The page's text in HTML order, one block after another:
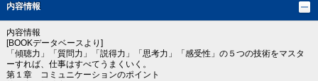
内容情報
内容情報
[BOOKデータベースより]
「傾聴力」「質問力」「説得力」「思考力」「感受性」の５つの技術をマスタ
ーすれば、仕事はすべてうまくいく。
第１章 コミュニケーションのポイント